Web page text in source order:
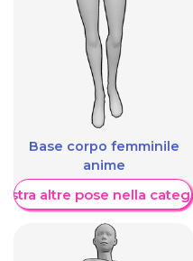
Base corpo femminile
anime
altre pose nella